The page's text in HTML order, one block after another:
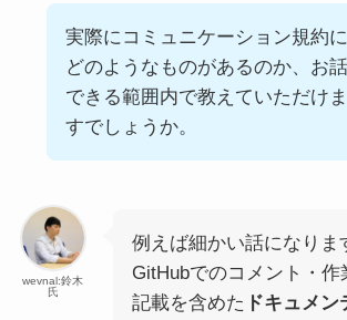
実際にコミュニケーション規約に
どのようなものがあるのか、お話
できる範囲内で教えていただけま
すでしょうか。
wevnal:鈴木
氏
例えば細かい話になりま
GitHubでのコメント・作
記載を含めた ドキュメン